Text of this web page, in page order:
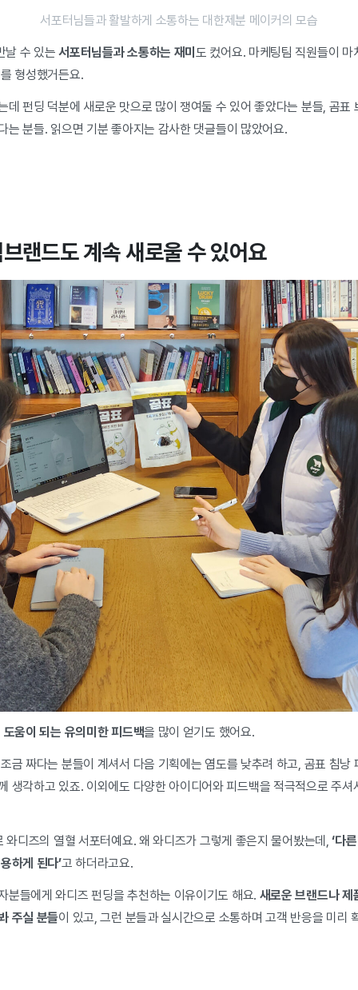
서포터님들과 활발하게 소통하는 대한제분 메이커의 모습
날 수 있는서포터님들과 소통하는 재미도 컸어요. 마케팅팀 직원들이
형성했거든요.
데 펀딩 덕분에 새로운 맛으로 많이 쟁여둘 수 있어 좋았다는 분들, 곰표
는 분들. 읽으면 기분 좋아지는 감사한 댓글들이 많았어요.
랜드도계속 새로울 수 있어요
움이 되는 유의미한 피드백을 많이 얻기도 했어요.
금 짜다는 분들이 계셔서 다음 기획에는 염도를 낮추려 하고, 곰표 침낭
생각하고 있죠. 이외에도 다양한 아이디어와 피드백을 적극적으로 주
와디즈의 열혈 서포터예요. 왜 와디즈가 그렇게 좋은지 물어봤는데, ‘다
하게 된다’고 하더라고요.
분들에게 와디즈 펀딩을 추천하는 이유이기도 해요. 새로운 브랜드나 제
주실 분들이 있고, 그런 분들과 실시간으로 소통하며 고객 반응을 미리